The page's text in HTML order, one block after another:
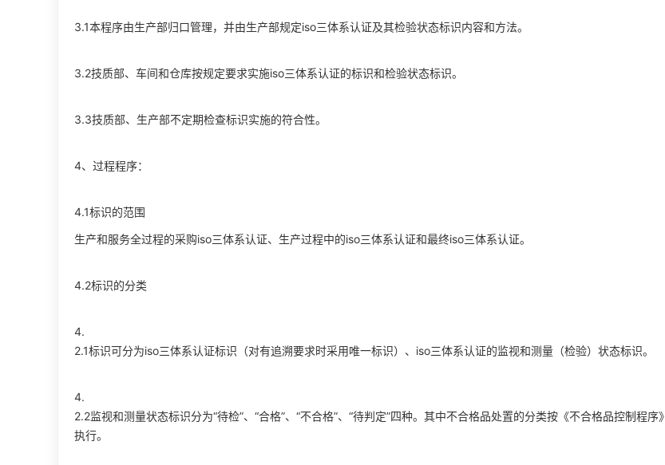
3.1本程序由生产部归口管理，并由生产部规定iso三体系认证及其检验状态标识内容和方法。
3.2技质部、车间和仓库按规定要求实施iso三体系认证的标识和检验状态标识。
3.3技质部、生产部不定期检查标识实施的符合性。
4、过程程序：
4.1标识的范围
生产和服务全过程的采购iso三体系认证、生产过程中的iso三体系认证和最终iso三体系认证。
4.2标识的分类
4.
2.1标识可分为iso三体系认证标识（对有追溯要求时采用唯一标识）、iso三体系认证的监视和测量（检验）状态标识。
4.
2.2监视和测量状态标识分为“待检”、“合格”、“不合格”、“待判定”四种。其中不合格品处置的分类按《不合格品控制程序》
执行。